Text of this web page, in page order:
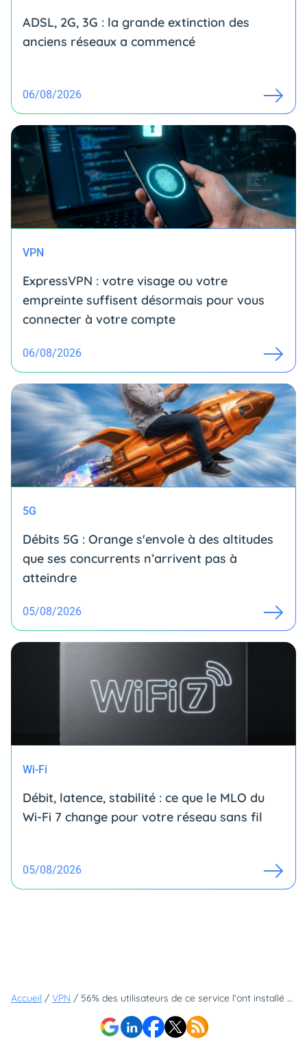
ADSL, 2G, 3G : la grande extinction des
anciens réseaux a commencé
06/08/2026
VPN
ExpressVPN : votre visage ou votre
empreinte suffisent désormais pour vous
connecter à votre compte
06/08/2026
5G
Débits 5G : Orange s'envole à des altitudes
que ses concurrents n’arrivent pas à
atteindre
05/08/2026
Wi-Fi
Débit, latence, stabilité : ce que le MLO du
Wi-Fi 7 change pour votre réseau sans fil
05/08/2026
Accueil / VPN / 56% des utilisateurs de ce service l'ont installé grâce au bouche à oreille... en faites-vous partie ?